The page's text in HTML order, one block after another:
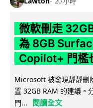
微軟刪走
為 8GB
Copilot+ 門檻
Microsoft 被發現靜靜刪
置 32GB RAM 的建議。
門...
閱讀全文